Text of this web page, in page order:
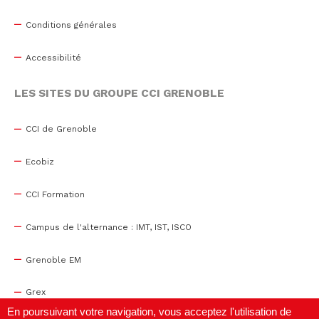
Conditions générales
Accessibilité
LES SITES DU GROUPE CCI GRENOBLE
CCI de Grenoble
Ecobiz
CCI Formation
Campus de l'alternance : IMT, IST, ISCO
Grenoble EM
Grex
En poursuivant votre navigation, vous acceptez l'utilisation de